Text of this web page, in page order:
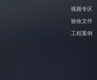
视频专区
验收文件
工程案例